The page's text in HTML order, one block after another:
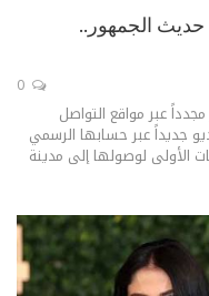
الجمهور..
عبر مواقع التواصل
جديداً عبر حسابها الرسمي
الأولى لوصولها إلى مدينة